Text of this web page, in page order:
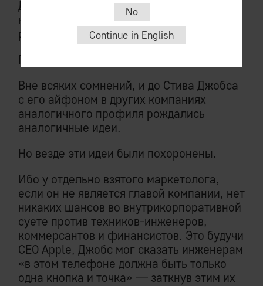
Джобс собственной персоной. Просто он
не будет вредить, а ограничится
ритмичным дармоедством.
Почему?
Вне всяких сомнений, и до Стива Джобса
с его айфоном в других компаниях
аналогичного профиля рождались
аналогичные идеи.
Но везде эти идеи были похоронены.
Ибо у отдельно взятого маркетолога,
если он не является главой компании, нет
никаких шансов во внутрикорпоративной
суете против техников-инженеров,
коммерсантов и финансистов. Это будучи
CEO Apple, Джобс мог сказать инженерам
«в этом телефоне должна быть только
одна кнопка и точка» — заткнув этим их
No
Continue in English